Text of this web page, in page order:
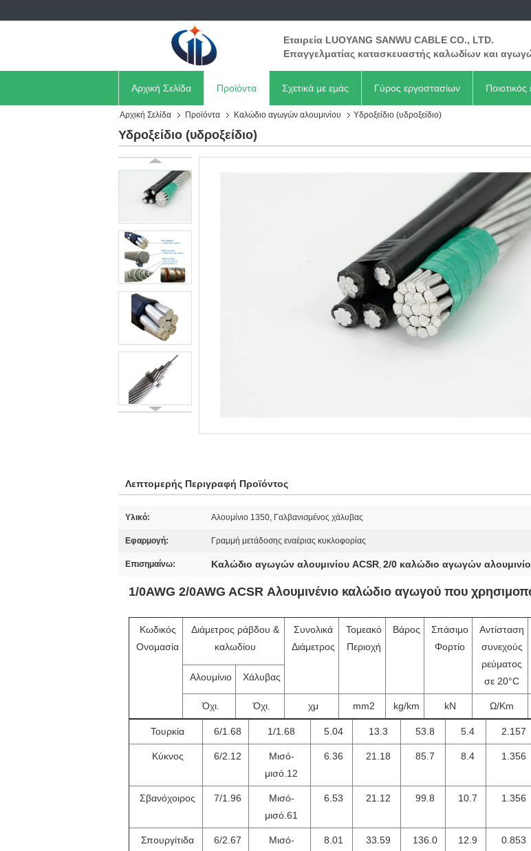
Εταιρεία LUOYANG SANWU CABLE CO., LTD.
Επαγγελματίας κατασκευαστής καλωδίων και
Αρχική Σελίδα Προϊόντα Σχετικά με εμάς Γύρος εργοστασίων Ποιοτικός
Αρχική Σελίδα Προϊόντα Καλώδιο αγωγών αλουμινίου Υδροξείδιο (υδροξείδιο)
Υδροξείδιο (υδροξείδιο)
Λεπτομερής Περιγραφή Προϊόντος
Υλικό: Αλουμίνιο 1350, Γαλβανισμένος χάλυβας
Εφαρμογή: Γραμμή μετάδοσης εναέριας κυκλοφορίας
Επισημαίνω: Καλώδιο αγωγών αλουμινίου ACSR, 2/0 καλώδιο αγωγών
1/0AWG 2/0AWG ACSR Αλουμινένιο καλώδιο αγωγού που
Κωδικός
Ονομασία
Διάμετρος ράβδου &
καλωδίου
Συνολικά
Διάμετρος
Τομεακό
Περιοχή
Βάρος
Σπάσιμο
Φορτίο
Αντίσταση
συνεχούς
ρεύματος
σε 20°C
Αλουμίνιο Χάλυβας
Όχι. Όχι. χμ mm2 kg/km kN Ω/Km
Τουρκία 6/1.68 1/1.68 5.04 13.3 53.8 5.4 2.157
Κύκνος 6/2.12
Μισό-
μισό.12
6.36 21.18 85.7 8.4 1.356
Σβανόχοιρος 7/1.96
Μισό-
μισό.61
6.53 21.12 99.8 10.7 1.356
Σπουργίτιδα 6/2.67
Μισό-
8.01 33.59 136.0 12.9 0.853